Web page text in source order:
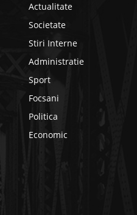
Actualitate
Societate
Stiri Interne
Administratie
Sport
Focsani
Politica
Economic